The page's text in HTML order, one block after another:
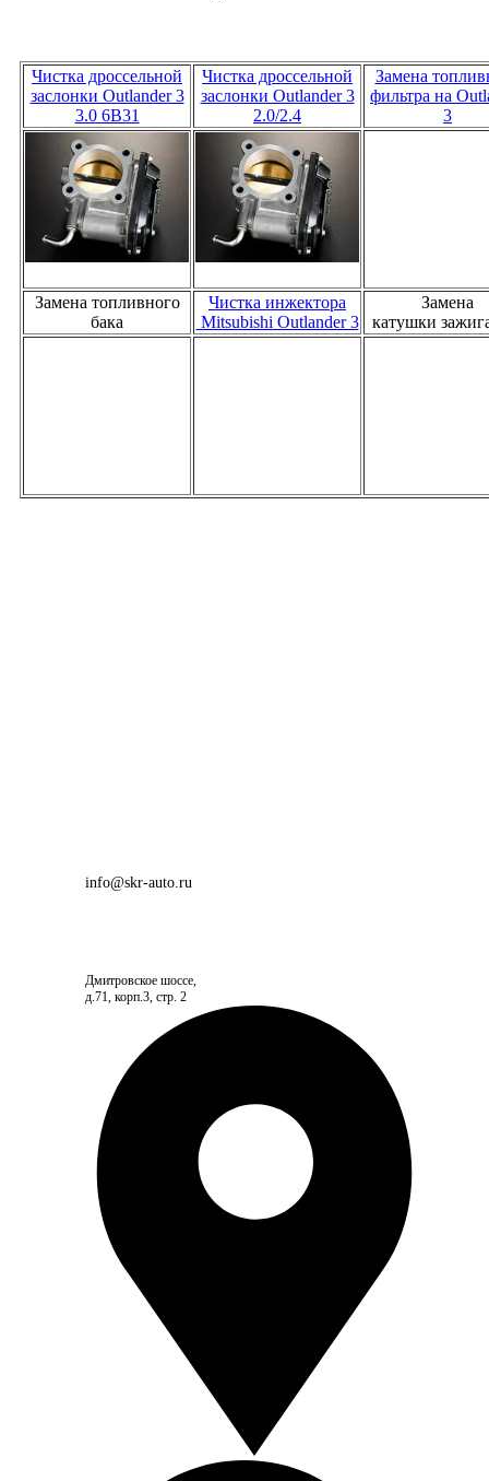
Чистка дроссельной
заслонки Outlander 3
3.0 6B31
Чистка дроссельной
заслонки Outlander 3
2.0/2.4
Замена
фильтра на
3
Замена топливного
бака
Чистка инжектора
Mitsubishi Outlander 3
Замена
катушки
info@skr-auto.ru
Дмитровское шоссе,
д.71, корп.3, стр. 2